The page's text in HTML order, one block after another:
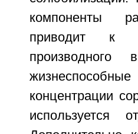
компоненты
приводит к
концентрации
используется